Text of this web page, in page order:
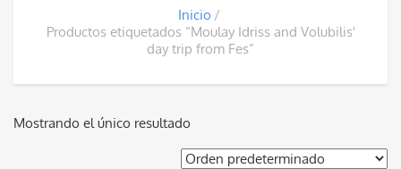
Inicio
Productos etiquetados “Moulay Idriss and Volubilis'
day trip from Fes”
Mostrando el único resultado